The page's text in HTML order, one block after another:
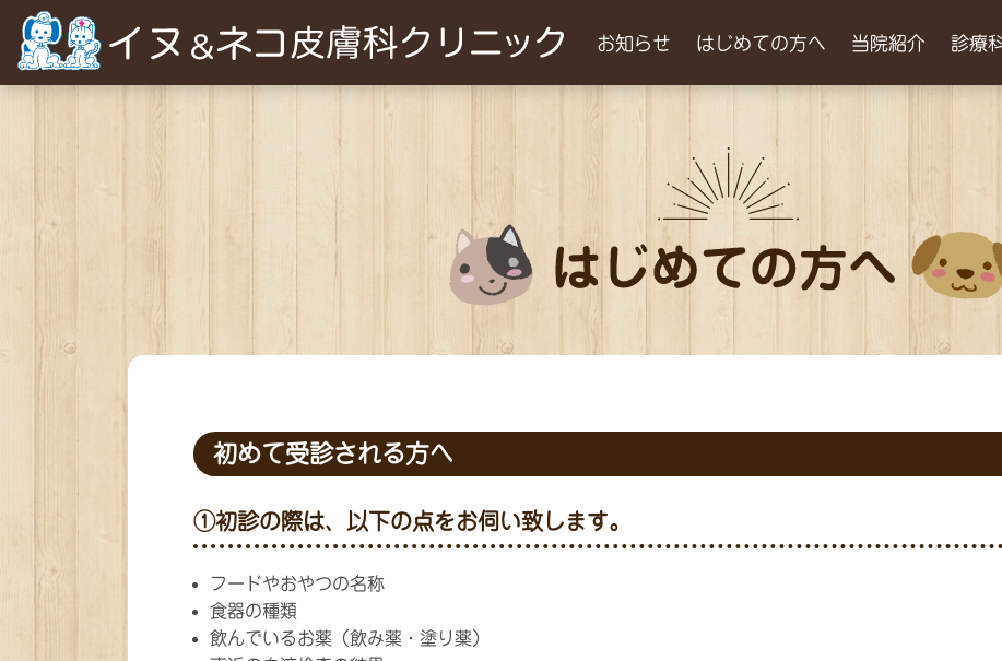
お知らせ はじめての方へ 当院紹介 診療
初めて受診される方へ
①初診の際は、以下の点をお伺い致します。
フードやおやつの名称
食器の種類
飲んでいるお薬（飲み薬・塗り薬）